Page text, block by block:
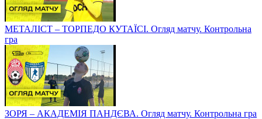
МЕТАЛІСТ – ТОРПЕДО КУТАЇСІ. Огляд матчу. Контрольна
гра
ЗОРЯ – АКАДЕМІЯ ПАНДЄВА. Огляд матчу. Контрольна гра